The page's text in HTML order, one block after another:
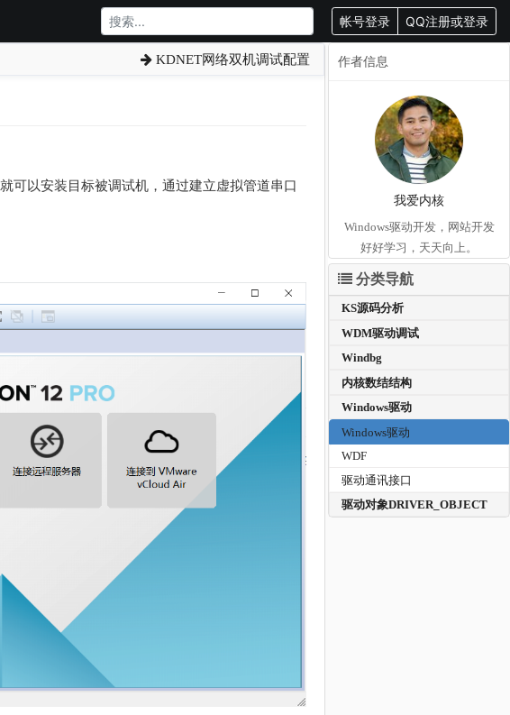
帐号登录 QQ注册或登录
KDNET网络双机调试配置
可以安装目标被调试机，通过建立虚拟管道串口
作者信息
我爱内核
Windows驱动开发，网站开发
好好学习，天天向上。
分类导航
KS源码分析
WDM驱动调试
Windbg
内核数结结构
Windows驱动
Windows驱动
WDF
驱动通讯接口
驱动对象DRIVER_OBJECT